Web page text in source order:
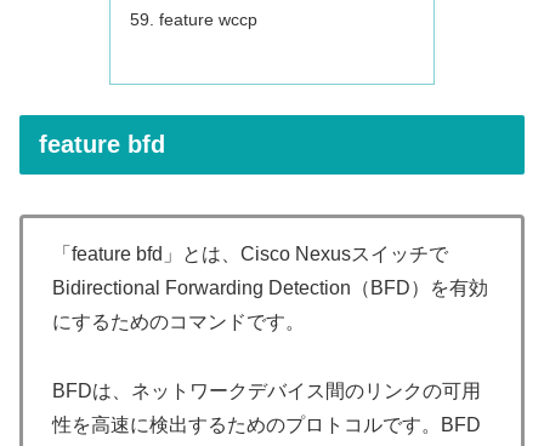
feature wccp
feature bfd
「feature bfd」とは、Cisco Nexusスイッチで
Bidirectional Forwarding Detection（BFD）を有効
にするためのコマンドです。
BFDは、ネットワークデバイス間のリンクの可用
性を高速に検出するためのプロトコルです。BFD